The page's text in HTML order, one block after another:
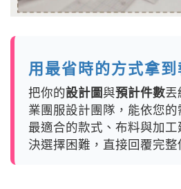
用最省時的方式拿到
把你的設計圖與預計件數丟
業團服設計團隊，能依您
最適合的款式、布料與加
決選擇困難，直接回覆完整